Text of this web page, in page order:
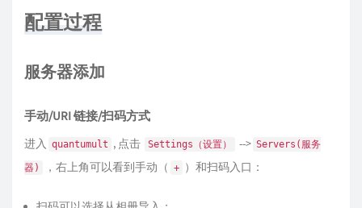
配置过程
服务器添加
手动/URI 链接/扫码方式
进入 quantumult , 点击 Settings（设置） --> Servers(服务
器) ，右上角可以看到手动（ + ）和扫码入口：